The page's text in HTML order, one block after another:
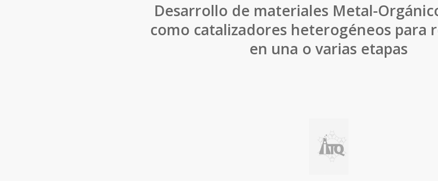
Desarrollo de materiales Metal-
como catalizadores heterogéneos para
en una o varias etapas